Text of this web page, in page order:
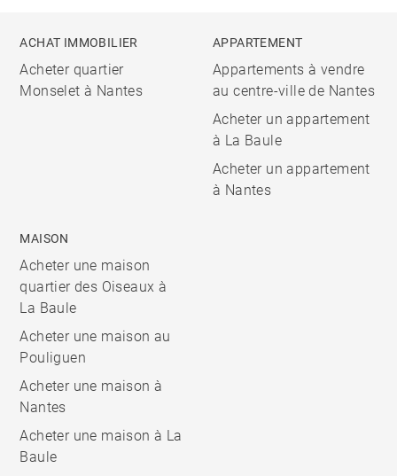
ACHAT IMMOBILIER
Acheter quartier
Monselet à Nantes
APPARTEMENT
Appartements à vendre
au centre-ville de Nantes
Acheter un appartement
à La Baule
Acheter un appartement
à Nantes
MAISON
Acheter une maison
quartier des Oiseaux à
La Baule
Acheter une maison au
Pouliguen
Acheter une maison à
Nantes
Acheter une maison à La
Baule